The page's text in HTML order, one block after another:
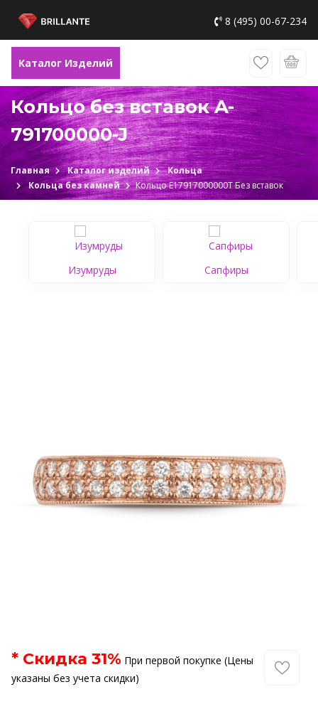
8 (495) 00-67-234
Каталог Изделий
Кольцо без вставок A-
791700000-J
Главная Каталог изделий
Кольца
Кольца без камней
Кольцо Е17917000000Т Без вставок
Изумруды Сапфиры
* Скидка 31% При первой покупке (Цены
указаны без учета скидки)